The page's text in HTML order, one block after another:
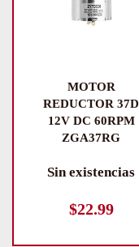
MOTOR
REDUCTOR 37D
12V DC 60RPM
ZGA37RG
Sin existencias
$22.99